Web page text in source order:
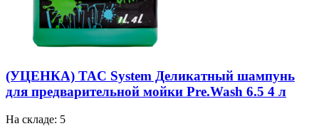
(УЦЕНКА) TAC System Деликатный шампунь
для предварительной мойки Pre.Wash 6.5 4 л
На складе: 5